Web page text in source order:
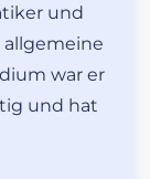
und
allgemeine
war er
und hat